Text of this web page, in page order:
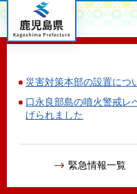
鹿児島県
災害対策本部の設置につ
口永良部島の噴火警戒レ
げられました
緊急情報一覧